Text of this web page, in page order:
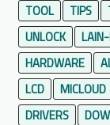
TOOL TIPS
UNLOCK
HARDWARE
LCD
MICLOUD
DRIVERS